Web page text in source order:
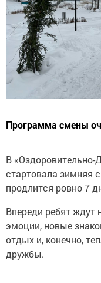
Программа смены
В «Оздоровительно-
стартовала зимняя
продлится ровно 7
Впереди ребят ждут
эмоции, новые
отдых и, конечно,
дружбы.